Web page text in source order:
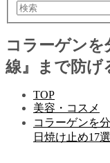
検
索
コラーゲンを
線』まで防げ
TOP
美容・コスメ
コラーゲンを
日焼け止め17選